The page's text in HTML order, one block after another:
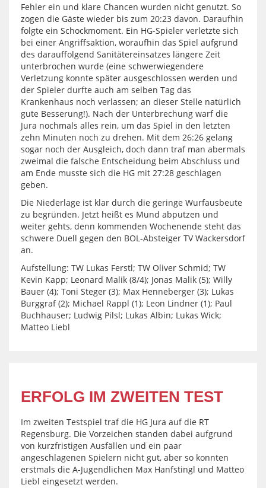
Fehler ein und klare Chancen wurden nicht genutzt. So
zogen die Gäste wieder bis zum 20:23 davon. Daraufhin
folgte ein Schockmoment. Ein HG-Spieler verletzte sich
bei einer Angriffsaktion, woraufhin das Spiel aufgrund
des darauffolgend Sanitätereinsatzes längere Zeit
unterbrochen wurde (eine schwerwiegendere
Verletzung konnte später ausgeschlossen werden und
der Spieler durfte auch am selben Tag das
Krankenhaus noch verlassen; an dieser Stelle natürlich
gute Besserung!). Nach der Unterbrechung warf die
Jura nochmals alles rein, um das Spiel in den letzten
zehn Minuten noch zu drehen. Mit dem 26:26 gelang
sogar noch der Ausgleich, doch dann traf man abermals
zweimal die falsche Entscheidung beim Abschluss und
am Ende musste sich die HG mit 27:28 geschlagen
geben.
Die Niederlage ist klar durch die geringe Wurfausbeute
zu begründen. Jetzt heißt es Mund abputzen und
weiter gehts, denn kommenden Wochenende steht das
schwere Duell gegen den BOL-Absteiger TV Wackersdorf
an.
Aufstellung: TW Lukas Ferstl; TW Oliver Schmid; TW
Kevin Kapp; Leonard Malik (8/4); Jonas Malik (5); Willy
Bauer (4); Toni Steger (3); Max Henneberger (3); Lukas
Burggraf (2); Michael Rappl (1); Leon Lindner (1); Paul
Buchhauser; Ludwig Pilsl; Lukas Albin; Lukas Wick;
Matteo Liebl
ERFOLG IM ZWEITEN TEST
Im zweiten Testspiel traf die HG Jura auf die RT
Regensburg. Die Vorzeichen standen dabei aufgrund
von kurzfristigen Ausfällen und ein paar
angeschlagenen Spielern nicht gut, aber so konnten
erstmals die A-Jugendlichen Max Hanfstingl und Matteo
Liebl eingesetzt werden.